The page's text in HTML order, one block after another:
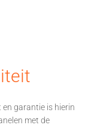
garantie is hierin
met de